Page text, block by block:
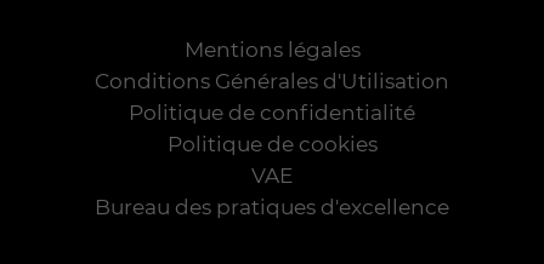
Mentions légales
Conditions Générales d'Utilisation
Politique de confidentialité
Politique de cookies
VAE
Bureau des pratiques d'excellence